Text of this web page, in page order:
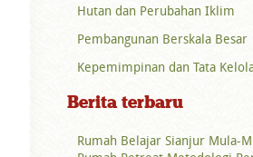
Hutan dan Perubahan Iklim
Pembangunan Berskala Besar
Kepemimpinan dan Tata
Berita terbaru
Rumah Belajar Sianjur Mula-